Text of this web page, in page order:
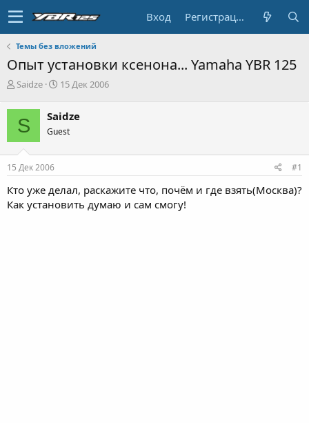
Вход Регистрация
Темы без вложений
Опыт установки ксенона... Yamaha YBR 125
А
т
о
р
т
е
м
Saidze
Д
а
н
ч
а
15 Дек 2006
S Saidze
Guest
15 Дек 2006 #1
Кто уже делал, раскажите что, почём и где взять(Москва)?
Как установить думаю и сам смогу!